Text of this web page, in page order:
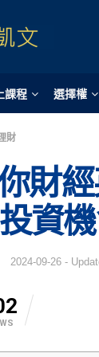
課程 選擇權
財
財
資
2024-09-26 -